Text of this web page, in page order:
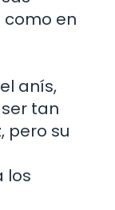
como en
anís,
tan
pero su
los